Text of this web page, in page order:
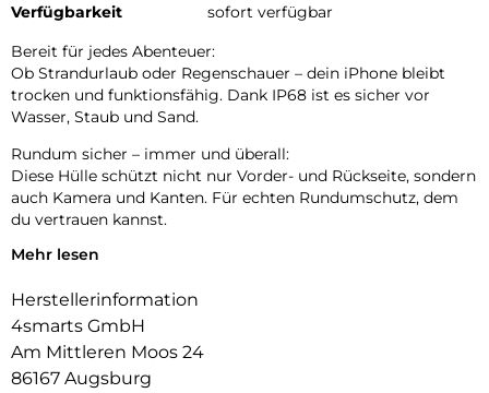
Verfügbarkeit
sofort verfügbar
Bereit für jedes Abenteuer:
Ob Strandurlaub oder Regenschauer – dein iPhone bleibt
trocken und funktionsfähig. Dank IP68 ist es sicher vor
Wasser, Staub und Sand.
Rundum sicher – immer und überall:
Diese Hülle schützt nicht nur Vorder- und Rückseite, sondern
auch Kamera und Kanten. Für echten Rundumschutz, dem
du vertrauen kannst.
Runtergefallen? Kein Problem.:
ideal für den Alltag, Reisen und Action-Momente.
Tauch ein – mit klarer Sicht:
Das speziell beschichtete Kamerafenster sorgt für scharfe
Bilder unter Wasser – perfekt für Pool, Meer & Abenteuer.
Mehr lesen
Herstellerinformation
4smarts GmbH
Am Mittleren Moos 24
86167 Augsburg